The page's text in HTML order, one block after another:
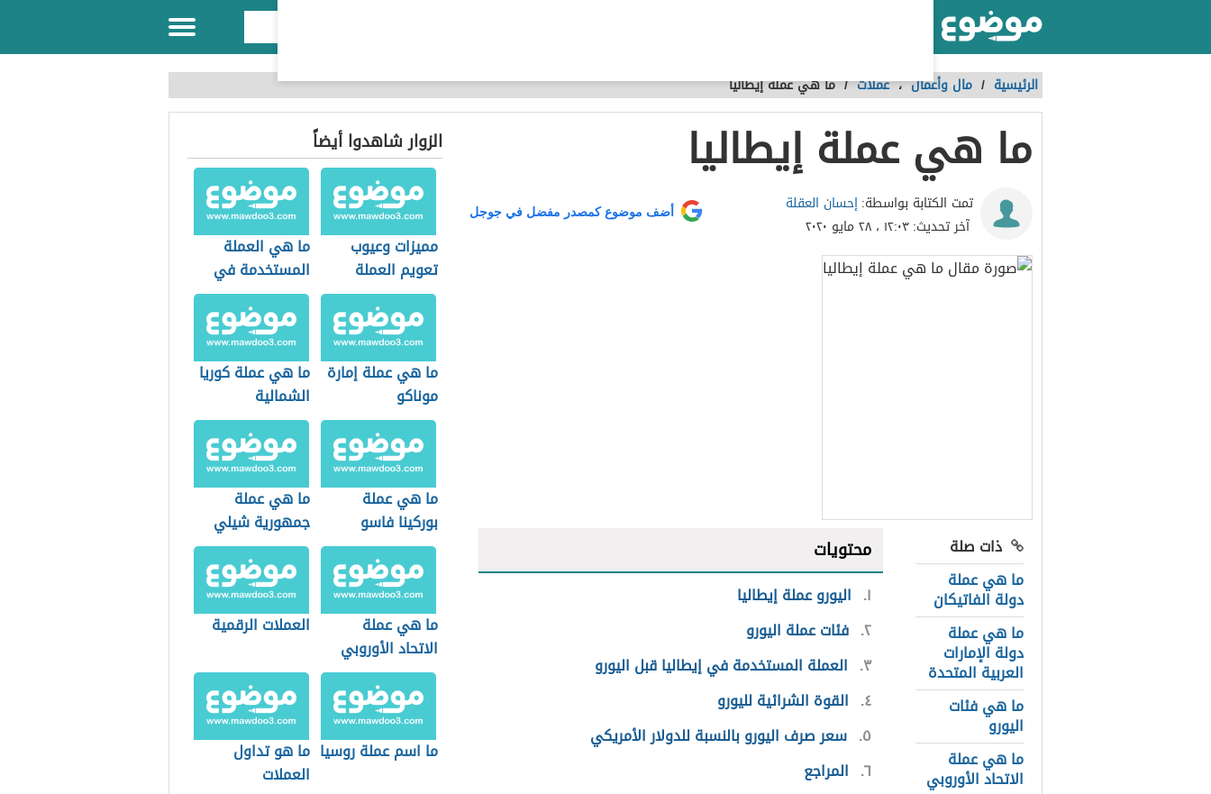
الرئيسية / مال وأعمال،عملات /ما هي عملة إيطاليا
ما هي عملة إيطاليا
تمت الكتابة بواسطة:إحسان العقلة
آخر تحديث:١٢:٠٣ ، ٢٨ مايو ٢٠٢٠
أضف موضوع كمصدر مفضل في جوجل
ذات صلة
ما هي عملة
دولة الفاتيكان
ما هي عملة
دولة الإمارات
العربية المتحدة
ما هي فئات
اليورو
ما هي عملة
الاتحاد الأوروبي
محتويات
١ اليورو عملة إيطاليا
٢ فئات عملة اليورو
٣ العملة المستخدمة في إيطاليا قبل اليورو
٤ القوة الشرائية لليورو
٥ سعر صرف اليورو بالنسبة للدولار الأمريكي
٦ المراجع
الزوار شاهدوا أيضاً
مميزات وعيوب
تعويم العملة
ما هي العملة
المستخدمة في
بلغاريا
ما هي عملة إمارة
موناكو
ما هي عملة كوريا
الشمالية
ما هي عملة
بوركينا فاسو
ما هي عملة
جمهورية شيلي
ما هي عملة
الاتحاد الأوروبي
العملات الرقمية
ما اسم عملة روسيا ما هو تداول
العملات